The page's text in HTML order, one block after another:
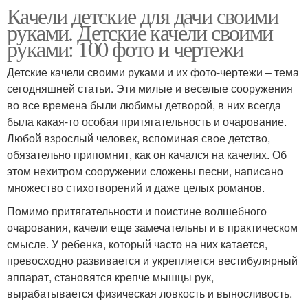
Качели детские для дачи своими
руками. Детские качели своими
руками: 100 фото и чертежи
Детские качели своими руками и их фото-чертежи – тема
сегодняшней статьи. Эти милые и веселые сооружения
во все времена были любимы детворой, в них всегда
была какая-то особая притягательность и очарование.
Любой взрослый человек, вспоминая свое детство,
обязательно припомнит, как он качался на качелях. Об
этом нехитром сооружении сложены песни, написано
множество стихотворений и даже целых романов.
Помимо притягательности и поистине волшебного
очарования, качели еще замечательны и в практическом
смысле. У ребенка, который часто на них катается,
превосходно развивается и укрепляется вестибулярный
аппарат, становятся крепче мышцы рук,
вырабатывается физическая ловкость и выносливость.